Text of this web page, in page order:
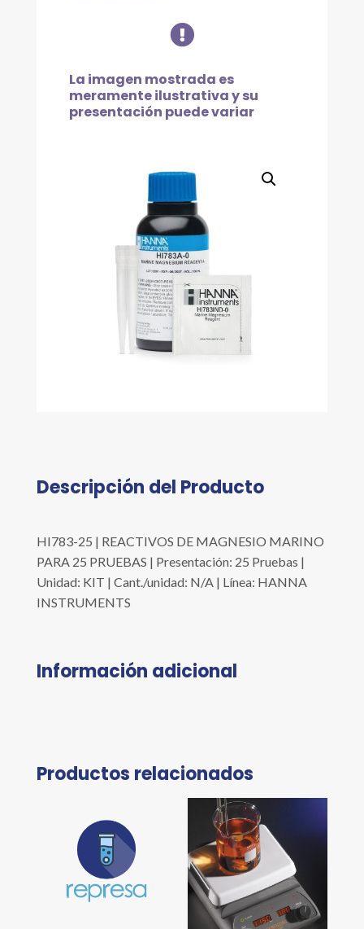

La imagen mostrada es
meramente ilustrativa y su
presentación puede variar
Descripción del Producto
HI783-25 | REACTIVOS DE MAGNESIO MARINO
PARA 25 PRUEBAS | Presentación: 25 Pruebas |
Unidad: KIT | Cant./unidad: N/A | Línea: HANNA
INSTRUMENTS
Información adicional
Productos relacionados